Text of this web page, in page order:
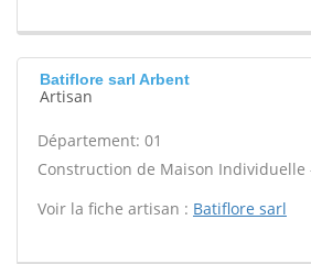
Batiflore sarl Arbent
Artisan
Département: 01
Construction de Maison Individuelle
Voir la fiche artisan : Batiflore sarl